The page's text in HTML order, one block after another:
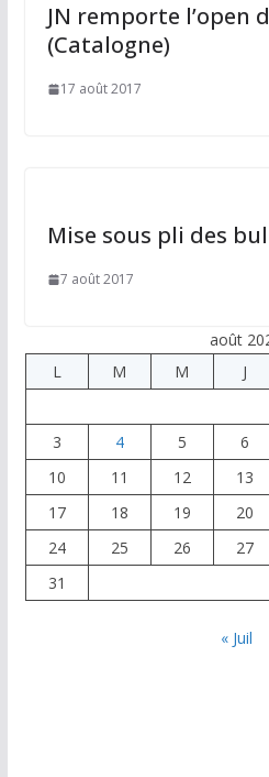
JN remporte l’open
(Catalogne)
17 août 2017
Mise sous pli des
7 août 2017
août
L
M M J
3
4 5 6
10
11 12 13
17
18 19 20
24
25 26 27
31
« Juil